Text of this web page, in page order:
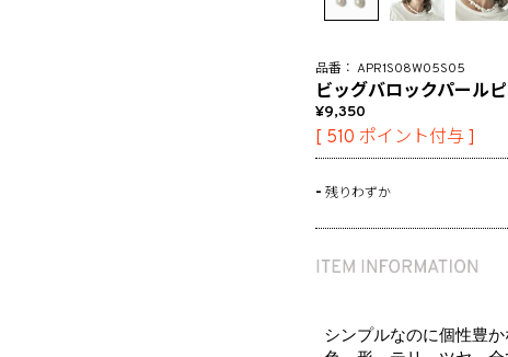
APR1S08W05S05
ビッグバロックパール
9,350
[ 510 ポイント付与 ]
- 残りわずか
シンプルなのに個性豊か